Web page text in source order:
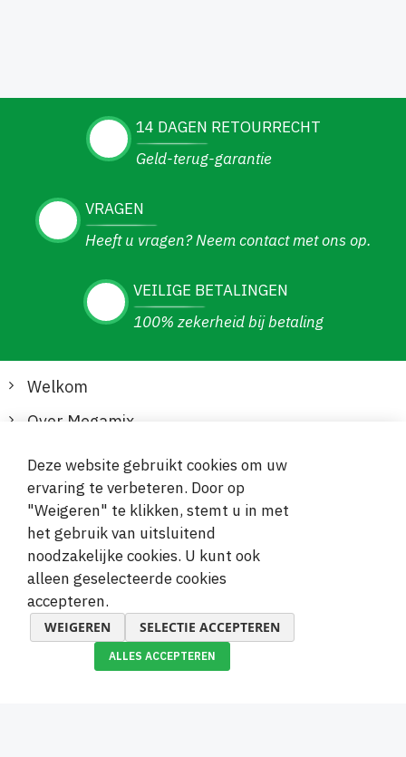
14 DAGEN RETOURRECHT
Geld-terug-garantie
VRAGEN
Heeft u vragen? Neem contact met ons op.
VEILIGE BETALINGEN
100% zekerheid bij betaling
Welkom
Over Megamix
Informatie
Klantenservice
Veilige en gemakkelijke betalingen
Deze website gebruikt cookies om uw
ervaring te verbeteren. Door op
"Weigeren" te klikken, stemt u in met
het gebruik van uitsluitend
noodzakelijke cookies. U kunt ook
alleen geselecteerde cookies
accepteren.
WEIGEREN SELECTIE ACCEPTEREN
ALLES ACCEPTEREN